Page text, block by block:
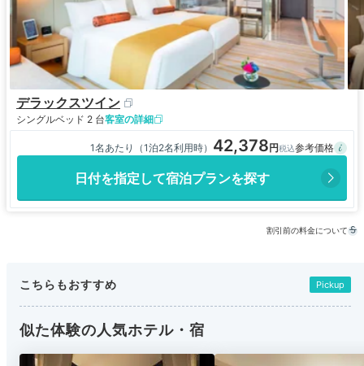
デラックスツイン
シングルベッド 2 台客室の詳細
1名あたり（1泊2名利用時） 42,378
日付を指定して宿泊プランを探す
割引前の料金について
こちらもおすすめ Pickup
似た体験の人気ホテル・宿